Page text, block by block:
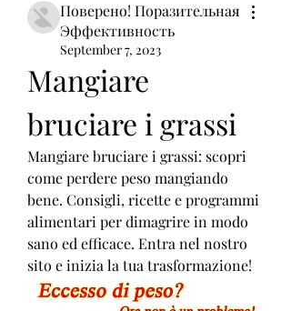
Поверено! Поразительная
Эффективность
September 7, 2023
Mangiare
bruciare i grassi
Mangiare bruciare i grassi: scopri
come perdere peso mangiando
bene. Consigli, ricette e programmi
alimentari per dimagrire in modo
sano ed efficace. Entra nel nostro
sito e inizia la tua trasformazione!